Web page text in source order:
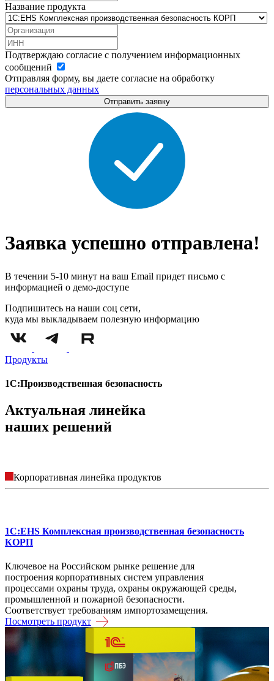
Название продукта
Подтверждаю согласие с получением информационных
сообщений
Отправляя форму, вы даете согласие на обработку
персональных данных
Отправить заявку
Заявка успешно отправлена!
В течении 5-10 минут на ваш Email придет письмо с
информацией о демо-доступе
Подпишитесь на наши соц сети,
куда мы выкладываем полезную информацию
Продукты
1С:Производственная безопасность
Актуальная линейка
наших решений
Корпоративная линейка продуктов
1С:EHS Комплексная производственная безопасность
КОРП
Ключевое на Российском рынке решение для
построения корпоративных систем управления
процессами охраны труда, охраны окружающей среды,
промышленной и пожарной безопасности.
Соответствует требованиям импортозамещения.
Посмотреть продукт